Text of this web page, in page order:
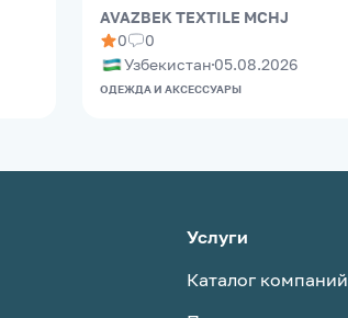
AVAZBEK TEXTILE MCHJ
0
0
Узбекистан 05.08.2026
ОДЕЖДА И АКСЕССУАРЫ
Услуги
Каталог компаний